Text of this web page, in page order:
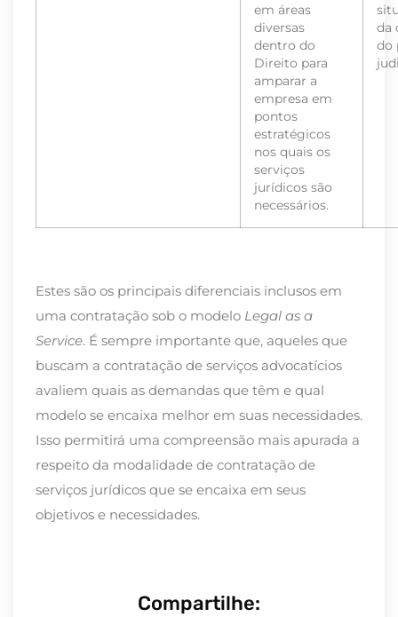
em áreas
diversas
dentro do
Direito para
amparar a
empresa em
pontos
estratégicos
nos quais os
serviços
jurídicos são
necessários.
da
do
Estes são os principais diferenciais inclusos em
uma contratação sob o modelo Legal as a
Service. É sempre importante que, aqueles que
buscam a contratação de serviços advocatícios
avaliem quais as demandas que têm e qual
modelo se encaixa melhor em suas necessidades.
Isso permitirá uma compreensão mais apurada a
respeito da modalidade de contratação de
serviços jurídicos que se encaixa em seus
objetivos e necessidades.
Compartilhe: